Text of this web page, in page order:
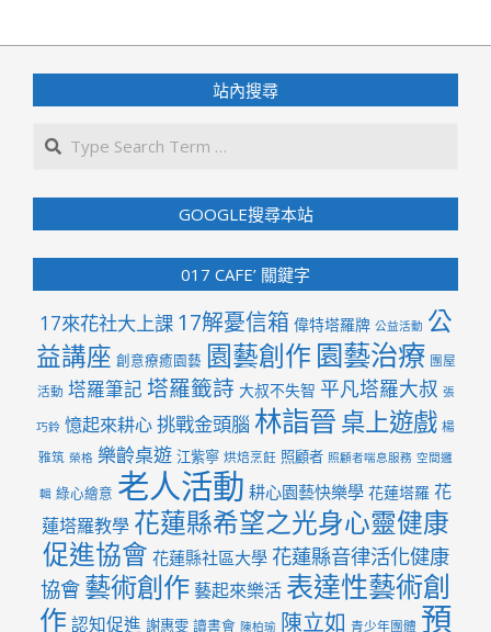
06-
13
站內搜尋
GOOGLE搜尋本站
017 CAFE’ 關鍵字
17來花社大上課 17解憂信箱 偉特塔羅牌 公益活動 公
益講座 創意療癒園藝 園藝創作 園藝治療 團屋
活動 塔羅筆記 塔羅籤詩 大叔不失智 平凡塔羅大叔 張
巧鈴 憶起來耕心挑戰金頭腦 林詣晉桌上遊戲 楊
雅筑 榮格 樂齡桌遊 江紫寧 烘焙烹飪 照顧者 照顧者喘息服務 空間邏
輯 綠心繪意 老人活動 耕心園藝快樂學 花蓮塔羅 花
蓮塔羅教學 花蓮縣希望之光身心靈健康
促進協會 花蓮縣社區大學 花蓮縣音律活化健康
協會 藝術創作藝起來樂活 表達性藝術創
作 認知促進 謝惠雯 讀書會 陳柏瑜 陳立如 青少年團體 預